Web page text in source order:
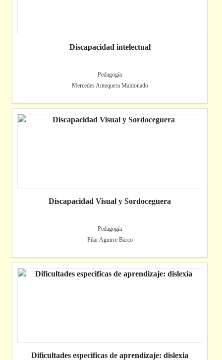
Discapacidad intelectual
Pedagogía
Mercedes Antequera Maldonado
Discapacidad Visual y Sordoceguera
Pedagogía
Pilar Aguirre Barco
Dificultades especificas de aprendizaje: dislexia